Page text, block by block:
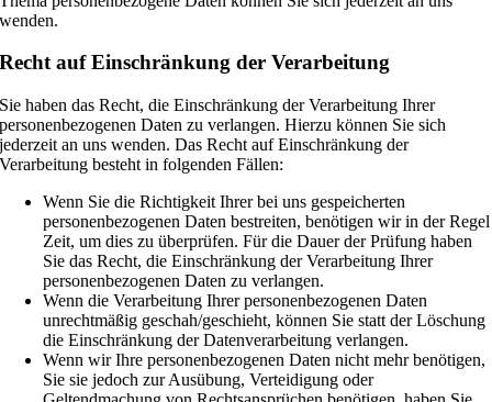
wenden.
Recht auf Einschränkung der Verarbeitung
Sie haben das Recht, die Einschränkung der Verarbeitung Ihrer
personenbezogenen Daten zu verlangen. Hierzu können Sie sich
jederzeit an uns wenden. Das Recht auf Einschränkung der
Verarbeitung besteht in folgenden Fällen:
Wenn Sie die Richtigkeit Ihrer bei uns gespeicherten
personenbezogenen Daten bestreiten, benötigen wir in der Regel
Zeit, um dies zu überprüfen. Für die Dauer der Prüfung haben
Sie das Recht, die Einschränkung der Verarbeitung Ihrer
personenbezogenen Daten zu verlangen.
Wenn die Verarbeitung Ihrer personenbezogenen Daten
unrechtmäßig geschah/geschieht, können Sie statt der Löschung
die Einschränkung der Datenverarbeitung verlangen.
Wenn wir Ihre personenbezogenen Daten nicht mehr benötigen,
Sie sie jedoch zur Ausübung, Verteidigung oder